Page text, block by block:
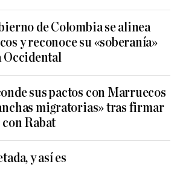
de Colombia se alinea
y reconoce su «soberanía»
Occidental
sus pactos con Marruecos
migratorias» tras firmar
Rabat
y así es